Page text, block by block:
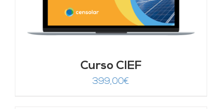
Curso CIEF
399,00€